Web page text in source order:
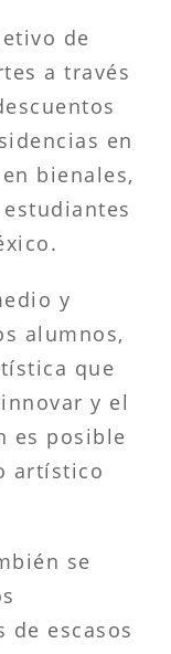
de
a través
en
bienales,
y
alumnos,
que
y el
es posible
artístico
se
de escasos